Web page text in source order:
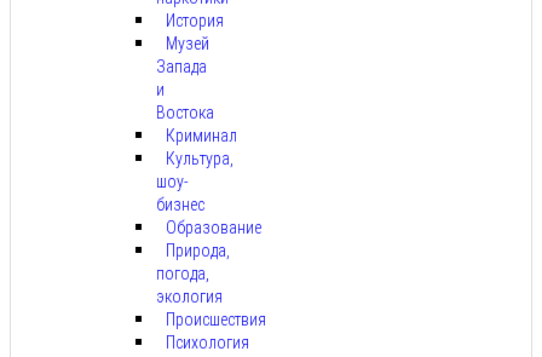
История
Музей
Запада
и
Востока
Криминал
Культура,
шоу-
бизнес
Образование
Природа,
погода,
экология
Происшествия
Психология